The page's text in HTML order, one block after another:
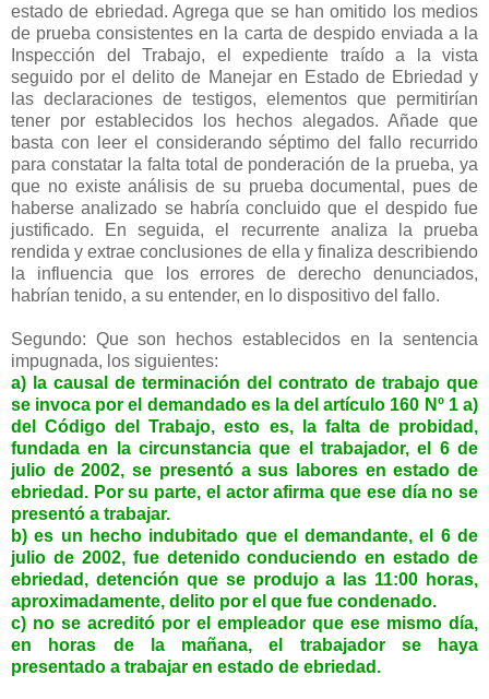
estado de ebriedad. Agrega que se han omitido los medios
de prueba consistentes en la carta de despido enviada a la
Inspección del Trabajo, el expediente traído a la vista
seguido por el delito de Manejar en Estado de Ebriedad y
las declaraciones de testigos, elementos que permitirían
tener por establecidos los hechos alegados. Añade que
basta con leer el considerando séptimo del fallo recurrido
para constatar la falta total de ponderación de la prueba, ya
que no existe análisis de su prueba documental, pues de
haberse analizado se habría concluido que el despido fue
justificado. En seguida, el recurrente analiza la prueba
rendida y extrae conclusiones de ella y finaliza describiendo
la influencia que los errores de derecho denunciados,
habrían tenido, a su entender, en lo dispositivo del fallo.
Segundo: Que son hechos establecidos en la sentencia
impugnada, los siguientes:
a) la causal de terminación del contrato de trabajo que
se invoca por el demandado es la del artículo 160 Nº 1 a)
del Código del Trabajo, esto es, la falta de probidad,
fundada en la circunstancia que el trabajador, el 6 de
julio de 2002, se presentó a sus labores en estado de
ebriedad. Por su parte, el actor afirma que ese día no se
presentó a trabajar.
b) es un hecho indubitado que el demandante, el 6 de
julio de 2002, fue detenido conduciendo en estado de
ebriedad, detención que se produjo a las 11:00 horas,
aproximadamente, delito por el que fue condenado.
c) no se acreditó por el empleador que ese mismo día,
en horas de la mañana, el trabajador se haya
presentado a trabajar en estado de ebriedad.